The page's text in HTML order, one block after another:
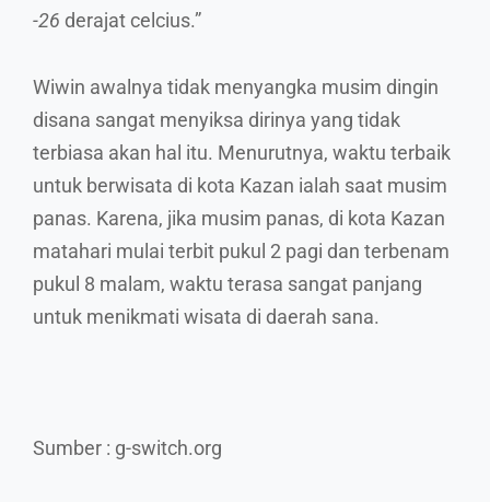
-26 derajat celcius.”
Wiwin awalnya tidak menyangka musim dingin
disana sangat menyiksa dirinya yang tidak
terbiasa akan hal itu. Menurutnya, waktu terbaik
untuk berwisata di kota Kazan ialah saat musim
panas. Karena, jika musim panas, di kota Kazan
matahari mulai terbit pukul 2 pagi dan terbenam
pukul 8 malam, waktu terasa sangat panjang
untuk menikmati wisata di daerah sana.
Sumber : g-switch.org